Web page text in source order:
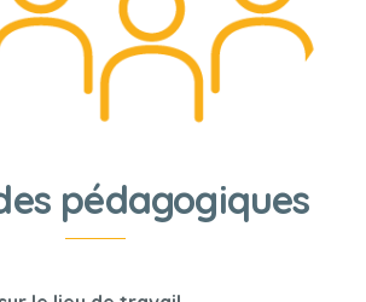
pédagogiques